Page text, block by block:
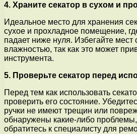
4. Храните секатор в сухом и
Идеальное место для хранения
сухое и прохладное помещение,
падает ниже нуля. Избегайте мест
влажностью, так как это может
инструмента.
5. Проверьте секатор перед
Перед тем как использовать
проверить его состояние.
ручки не имеют трещин или
обнаружены какие-либо
обратитесь к специалисту для